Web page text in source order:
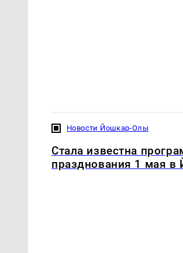
Новости Йошкар-Олы
Стала известна
празднования 1 мая в